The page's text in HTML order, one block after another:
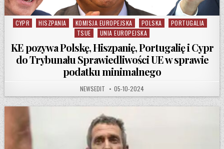
Posted in
CYPR HISZPANIA KOMISJA EUROPEJSKA POLSKA
PORTUGALIA
TSUE
UNIA EUROPEJSKA
KE pozywa Polskę, Hiszpanię, Portugalię i Cypr
do Trybunału Sprawiedliwości UE w sprawie
podatku minimalnego
AUTHOR:
NEWSEDIT PUBLISHED DATE:
05-10-2024